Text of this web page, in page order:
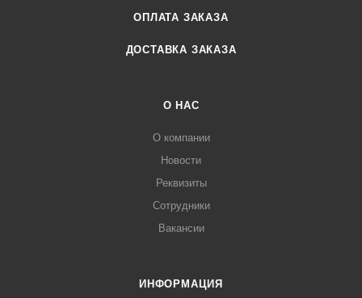
ОПЛАТА ЗАКАЗА
ДОСТАВКА ЗАКАЗА
О НАС
О компании
Новости
Реквизиты
Сотрудники
Вакансии
ИНФОРМАЦИЯ